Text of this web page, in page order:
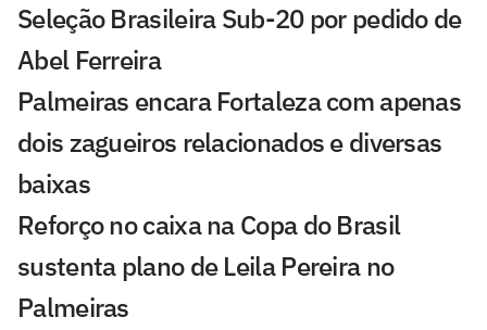
Seleção Brasileira Sub-20 por pedido de
Abel Ferreira
Palmeiras encara Fortaleza com apenas
dois zagueiros relacionados e diversas
baixas
Reforço no caixa na Copa do Brasil
sustenta plano de Leila Pereira no
Palmeiras